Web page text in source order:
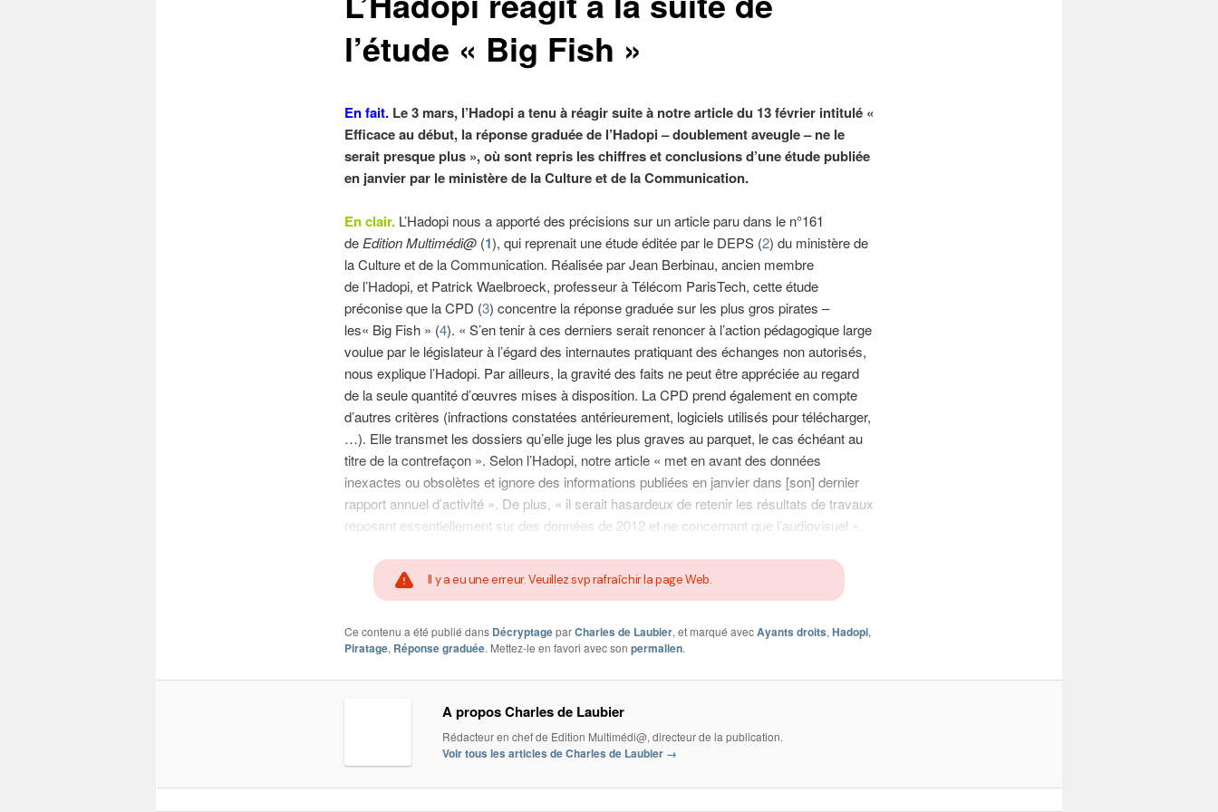
l’étude « Big Fish »
En fait.Le 3 mars, l’Hadopi a tenu à réagir suite à notre article du 13 février intitulé «
Efficace au début, la réponse graduée de l’Hadopi – doublement aveugle – ne le
serait presque plus », où sont repris les chiffres et conclusions d’une étude publiée
en janvier par le ministère de la Culture et de la Communication.
En clair.L’Hadopi nous a apporté des précisions sur un article paru dans le n°161
deEdition Multimédi@(1), qui reprenait une étude éditée par le DEPS (2) du ministère de
la Culture et de la Communication. Réalisée par Jean Berbinau, ancien membre
de l’Hadopi, et Patrick Waelbroeck, professeur à Télécom ParisTech, cette étude
préconise que la CPD (3) concentre la réponse graduée sur les plus gros pirates –
les« Big Fish » (4). « S’en tenir à ces derniers serait renoncer à l’action pédagogique large
voulue par le législateur à l’égard des internautes pratiquant des échanges non autorisés,
nous explique l’Hadopi. Par ailleurs, la gravité des faits ne peut être appréciée au regard
de la seule quantité d’œuvres mises à disposition. La CPD prend également en compte
d’autres critères (infractions constatées antérieurement, logiciels utilisés pour télécharger,
…). Elle transmet les dossiers qu’elle juge les plus graves au parquet, le cas échéant au
titre de la contrefaçon ». Selon l’Hadopi, notre article « met en avant des données
inexactes ou obsolètes et ignore des informations publiées en janvier dans [son] dernier
rapport annuel d’activité ». De plus, « il serait hasardeux de retenir les résultats de travaux
reposant essentiellement sur des données de 2012 et ne concernant que l’audiovisuel ».
Il y a eu une erreur. Veuillez svp rafraîchir la page Web.
Ce contenu a été publié dans DécryptageparCharles de Laubier, et marqué avecAyants droits, Hadopi,
Piratage, Réponse graduée. Mettez-le en favori avec son permalien.
A propos Charles de Laubier
Rédacteur en chef de Edition Multimédi@, directeur de la publication.
Voir tous les articles de Charles de Laubier →